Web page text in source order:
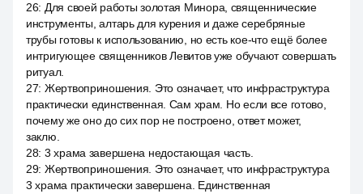
26: Для своей работы золотая Минора, священнические
инструменты, алтарь для курения и даже серебряные
трубы готовы к использованию, но есть кое-что ещё более
интригующее священников Левитов уже обучают совершать
ритуал.
27: Жертвоприношения. Это означает, что инфраструктура
практически единственная. Сам храм. Но если все готово,
почему же оно до сих пор не построено, ответ может,
заклю.
28: 3 храма завершена недостающая часть.
29: Жертвоприношения. Это означает, что инфраструктура
3 храма практически завершена. Единственная